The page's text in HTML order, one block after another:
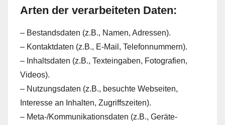
Arten der verarbeiteten Daten:
– Bestandsdaten (z.B., Namen, Adressen).
– Kontaktdaten (z.B., E-Mail, Telefonnummern).
– Inhaltsdaten (z.B., Texteingaben, Fotografien,
Videos).
– Nutzungsdaten (z.B., besuchte Webseiten,
Interesse an Inhalten, Zugriffszeiten).
– Meta-/Kommunikationsdaten (z.B., Geräte-